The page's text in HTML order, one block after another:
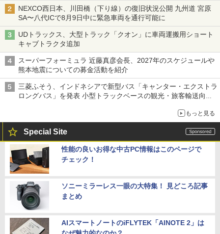
NEXCO西日本、川田橋（下り線）の復旧状況公開 九州道 宮原
SA〜八代ICで8月9日中に緊急車両を通行可能に
UDトラックス、大型トラック「クオン」に車両運搬用ショート
キャブトラクタ追加
スーパーフォーミュラ 近藤真彦会長、2027年のスケジュールや
熊本地震についての募金活動を紹介
三菱ふそう、インドネシアで新型バス「キャンター・エクストラ
ロングバス」を発表 小型トラックベースの観光・旅客輸送向け
もっと見る
Special Site
性能の良いお得な中古PC情報はこのページで
チェック！
ソニーミラーレス一眼の大特集！ 見どころ記事
まとめ
AIスマートノートのiFLYTEK「AINOTE 2」は